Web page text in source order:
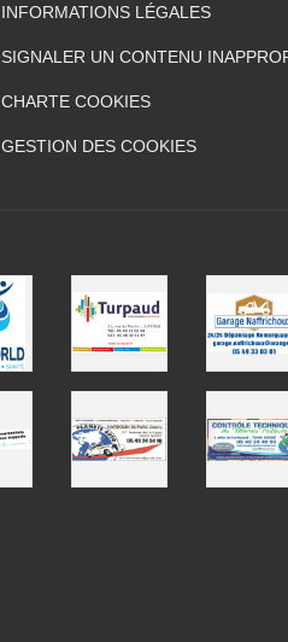
INFORMATIONS LÉGALES
SIGNALER UN CONTENU
CHARTE COOKIES
GESTION DES COOKIES